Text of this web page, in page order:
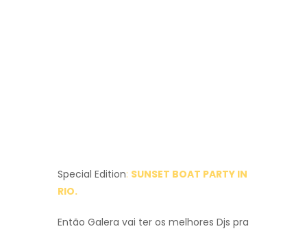
Special Edition: SUNSET BOAT PARTY IN
RIO.
Então Galera vai ter os melhores Djs pra